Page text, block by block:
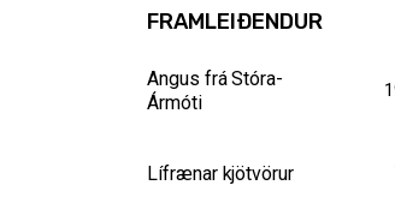
FRAMLEIÐENDUR
Angus frá Stóra-
Ármóti
Lífrænar kjötvörur